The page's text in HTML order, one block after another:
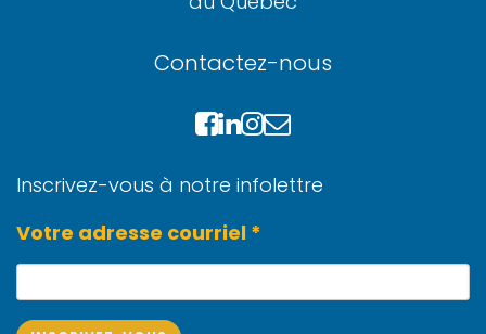
Contactez-nous
Inscrivez-vous à notre infolettre
Votre adresse courriel *